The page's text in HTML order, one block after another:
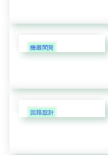
機器開発
回路設計